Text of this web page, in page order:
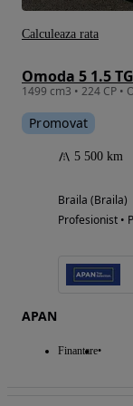
Omoda 5 1.5
1499 cm3 • 224 CP •
Promovat
5 500 km
Braila (Braila)
Profesionist •
APAN
Finantare
Calculeaza rata